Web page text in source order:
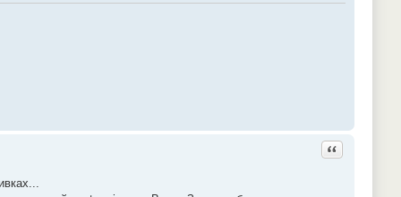
Ответить с